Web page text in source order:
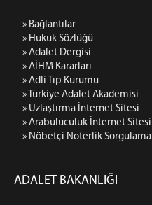
» Bağlantılar
» Hukuk Sözlüğü
» Adalet Dergisi
» AİHM Kararları
» Adli Tıp Kurumu
» Türkiye Adalet Akademisi
» Uzlaştırma İnternet Sitesi
» Arabuluculuk İnternet Sitesi
» Nöbetçi Noterlik Sorgulama
ADALET BAKANLIĞI